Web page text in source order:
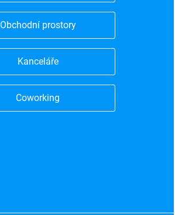
Obchodní prostory
Kanceláře
Coworking